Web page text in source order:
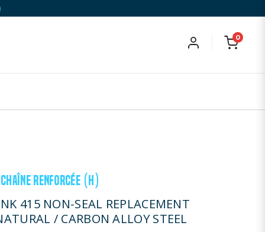
0
RENFORCÉE (H)
415 NON-SEAL REPLACEMENT
/ CARBON ALLOY STEEL